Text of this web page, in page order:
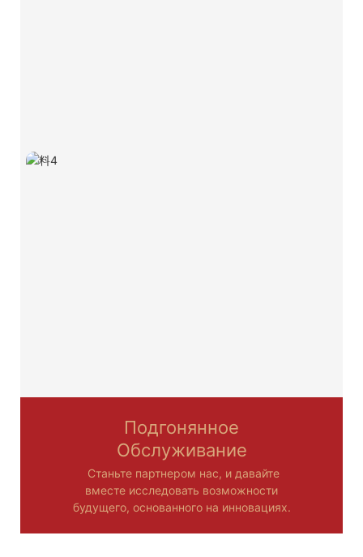
Подгонянное
Обслуживание
Станьте партнером нас, и давайте
вместе исследовать возможности
будущего, основанного на инновациях.